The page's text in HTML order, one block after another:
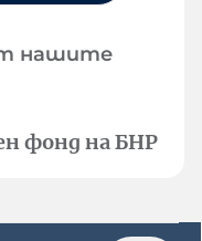
нашите
фонд на БНР